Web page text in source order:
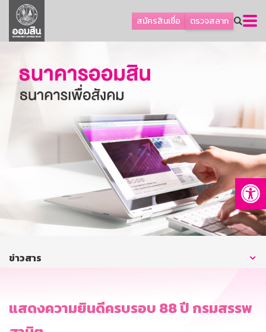
สมัครสินเชื่อ ตรวจสลาก
ลูกค้าธุรกิจ
ลูกค้าผู้ประกอบรายย่อย
ออมเพื่อสุข
เกี่ยวกับธนาคาร
การพัฒนาที่ยั่งยืน
บริการทางการเงิน
ติดต่อเรา
บริการออนไลน์
ข่าวสาร
แสดงความยินดีครบรอบ 88 ปี กรมสรรพ